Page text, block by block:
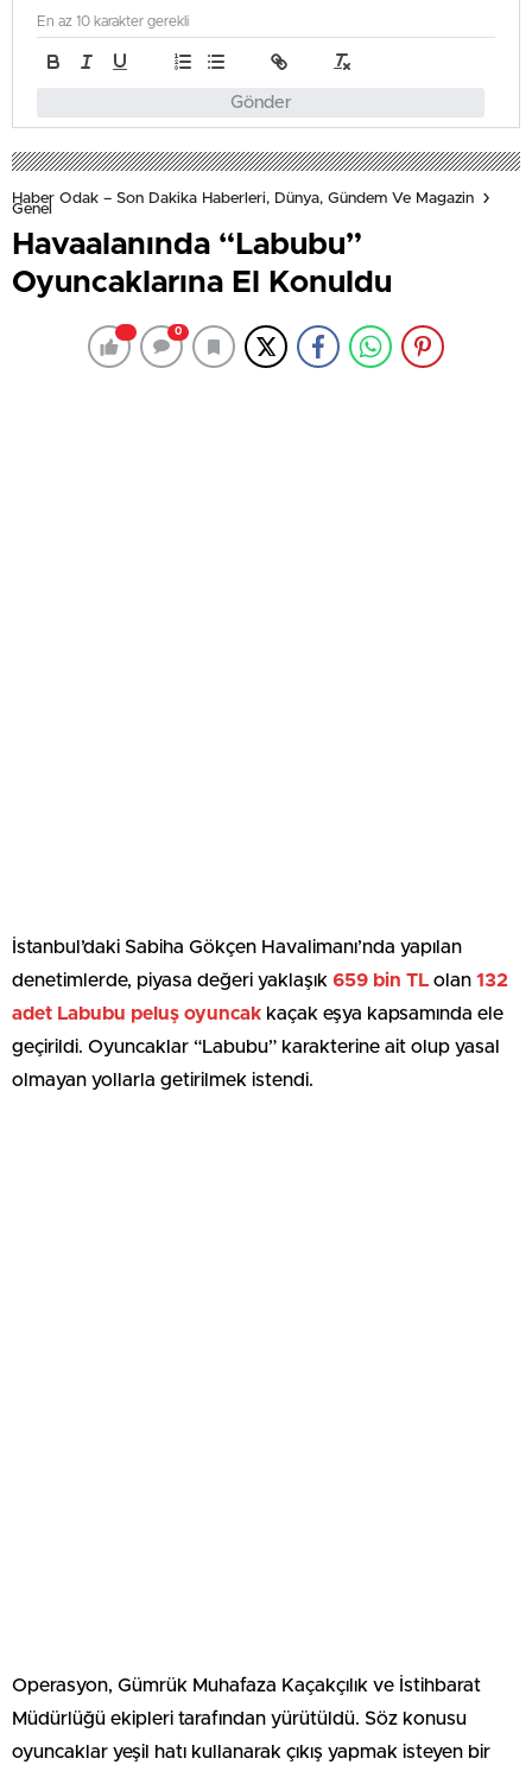
Gönder
En az 10 karakter gerekli
Haber Odak – Son Dakika Haberleri, Dünya, Gündem Ve Magazin
Genel
Havaalanında “Labubu”
Oyuncaklarına El Konuldu
0
İstanbul’daki Sabiha Gökçen Havalimanı’nda yapılan
denetimlerde, piyasa değeri yaklaşık 659 bin TL olan 132
adet Labubu peluş oyuncak kaçak eşya kapsamında ele
geçirildi. Oyuncaklar “Labubu” karakterine ait olup yasal
olmayan yollarla getirilmek istendi.
Operasyon, Gümrük Muhafaza Kaçakçılık ve İstihbarat
Müdürlüğü ekipleri tarafından yürütüldü. Söz konusu
oyuncaklar yeşil hatı kullanarak çıkış yapmak isteyen bir